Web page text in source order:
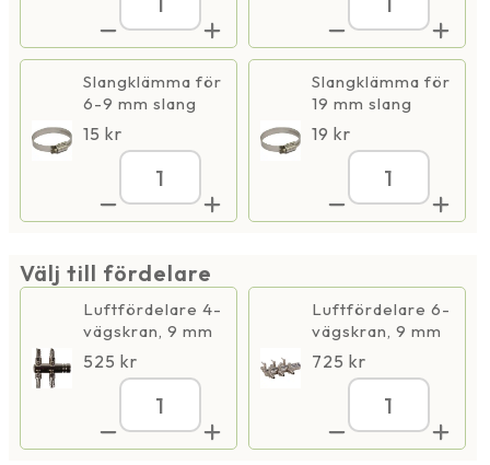
AquaOxy
2500,
IP44
mängd
AquaOxy
2500,
IP44
mängd
Slangklämma för
6-9 mm slang
15 kr
AquaOxy
2500,
IP44
Slangklämma för
19 mm slang
19 kr
AquaOxy
2500,
IP44
Välj till fördelare
Luftfördelare 4-
vägskran, 9 mm
525 kr
AquaOxy
2500,
IP44
Luftfördelare 6-
vägskran, 9 mm
725 kr
AquaOxy
2500,
IP44